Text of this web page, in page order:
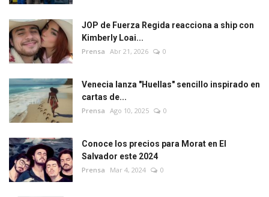
JOP de Fuerza Regida reacciona a ship con
Kimberly Loai...
Prensa Abr 21, 2026 0
Venecia lanza "Huellas" sencillo inspirado en
cartas de...
Prensa Ago 10, 2025 0
Conoce los precios para Morat en El
Salvador este 2024
Prensa Mar 4, 2024 0